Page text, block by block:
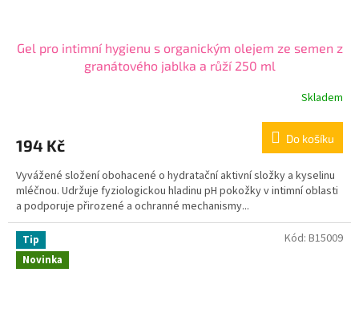
Gel pro intimní hygienu s organickým olejem ze semen z
granátového jablka a růží 250 ml
Skladem
194 Kč Do košíku
Vyvážené složení obohacené o hydratační aktivní složky a kyselinu
mléčnou. Udržuje fyziologickou hladinu pH pokožky v intimní oblasti
a podporuje přirozené a ochranné mechanismy...
Tip
Novinka
Kód: B15009